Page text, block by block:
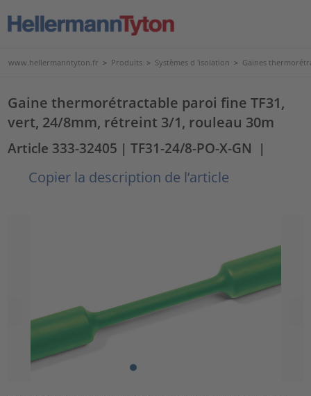
www.hellermanntyton.fr > Produits > Systèmes d 'isolation > Gaines
Gaine thermorétractable paroi fine TF31,
vert, 24/8mm, rétreint 3/1, rouleau 30m
Article 333-32405 | TF31-24/8-PO-X-GN |
Copier la description de l’article